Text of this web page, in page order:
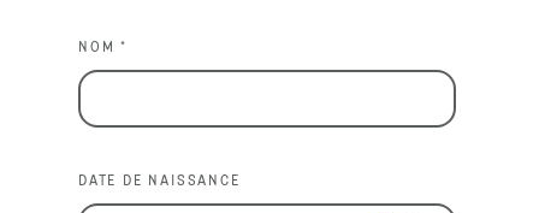
NOM *
DATE DE NAISSANCE